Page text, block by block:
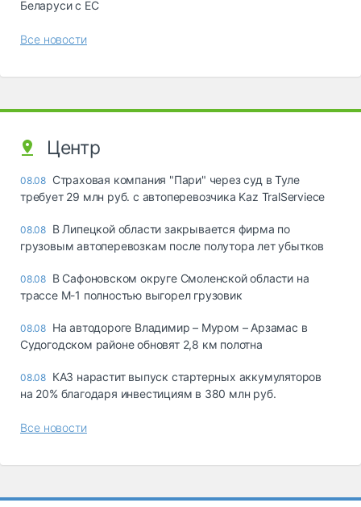
Беларуси с ЕС
Все новости
Центр
08.08 Страховая компания "Пари" через суд в Туле
требует 29 млн руб. с автоперевозчика Kaz TralServiece
08.08 В Липецкой области закрывается фирма по
грузовым автоперевозкам после полутора лет убытков
08.08 В Сафоновском округе Смоленской области на
трассе М-1 полностью выгорел грузовик
08.08 На автодороге Владимир – Муром – Арзамас в
Судогодском районе обновят 2,8 км полотна
08.08 КАЗ нарастит выпуск стартерных аккумуляторов
на 20% благодаря инвестициям в 380 млн руб.
Все новости